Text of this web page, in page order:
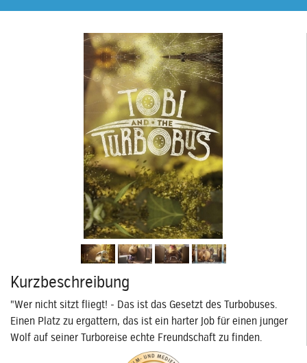
Kurzbeschreibung
"Wer nicht sitzt fliegt! - Das ist das Gesetzt des Turbobuses.
Einen Platz zu ergattern, das ist ein harter Job für einen junger
Wolf auf seiner Turboreise echte Freundschaft zu finden.